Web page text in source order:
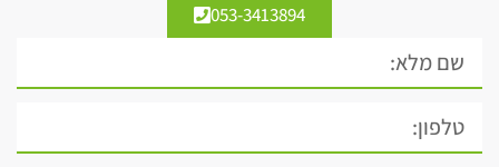
053-3413894